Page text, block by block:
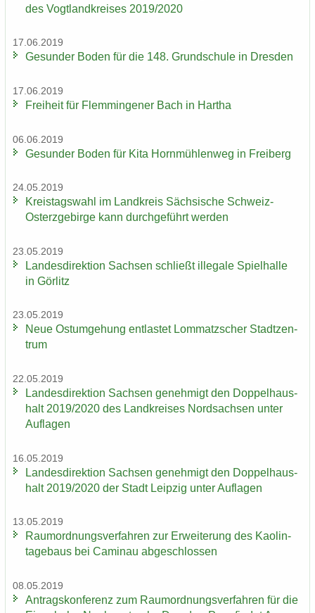
des Vogt­land­krei­ses 2019/2020
17.06.2019
Ge­sun­der Boden für die 148. Grund­schu­le in Dres­den
17.06.2019
Frei­heit für Flem­min­ge­ner Bach in Har­tha
06.06.2019
Ge­sun­der Boden für Kita Horn­müh­len­weg in Frei­berg
24.05.2019
Kreis­tags­wahl im Land­kreis Säch­si­sche Schweiz-​
Osterzgebirge kann durch­ge­führt wer­den
23.05.2019
Lan­des­di­rek­ti­on Sach­sen schließt il­le­ga­le Spiel­hal­le
in Gör­litz
23.05.2019
Neue Ost­um­ge­hung ent­las­tet Lom­matz­scher Stadt­zen­
trum
22.05.2019
Lan­des­di­rek­ti­on Sach­sen ge­neh­migt den Dop­pel­haus­
halt 2019/2020 des Land­krei­ses Nord­sach­sen unter
Auf­la­gen
16.05.2019
Lan­des­di­rek­ti­on Sach­sen ge­neh­migt den Dop­pel­haus­
halt 2019/2020 der Stadt Leip­zig unter Auf­la­gen
13.05.2019
Raum­ord­nungs­ver­fah­ren zur Er­wei­te­rung des Kao­lin­
ta­ge­baus bei Ca­min­au ab­ge­schlos­sen
08.05.2019
An­trags­kon­fe­renz zum Raum­ord­nungs­ver­fah­ren für die